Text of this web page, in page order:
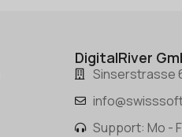
DigitalRiver
Sinserstrasse
Support: Mo -